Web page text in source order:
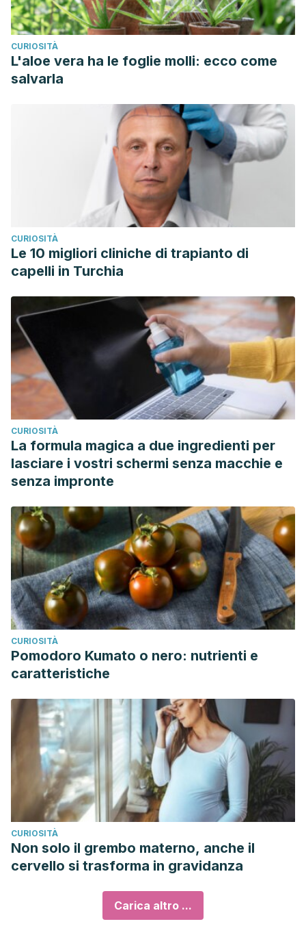
CURIOSITÀ
L'aloe vera ha le foglie molli: ecco come
salvarla
CURIOSITÀ
Le 10 migliori cliniche di trapianto di
capelli in Turchia
CURIOSITÀ
La formula magica a due ingredienti per
lasciare i vostri schermi senza macchie e
senza impronte
CURIOSITÀ
Pomodoro Kumato o nero: nutrienti e
caratteristiche
CURIOSITÀ
Non solo il grembo materno, anche il
cervello si trasforma in gravidanza
Carica altro ...